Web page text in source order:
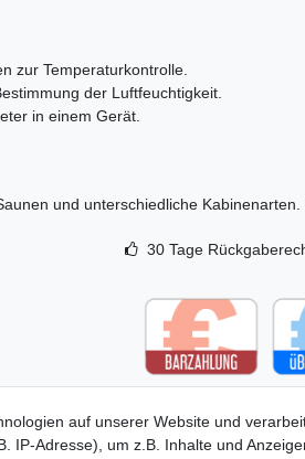
zur Temperaturkontrolle.
der Luftfeuchtigkeit.
in einem Gerät.
und unterschiedliche
30 Tage
auf unserer Website und
IP-Adresse), um z.B. Inhalte und